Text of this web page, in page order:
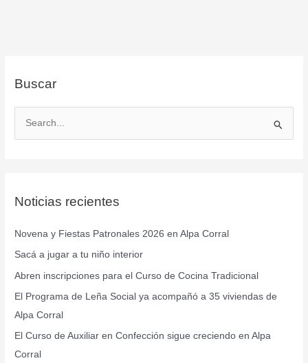
Buscar
a
p
o
r
:
Noticias recientes
Novena y Fiestas Patronales 2026 en Alpa Corral
Sacá a jugar a tu niño interior
Abren inscripciones para el Curso de Cocina Tradicional
El Programa de Leña Social ya acompañó a 35 viviendas de
Alpa Corral
El Curso de Auxiliar en Confección sigue creciendo en Alpa
Corral